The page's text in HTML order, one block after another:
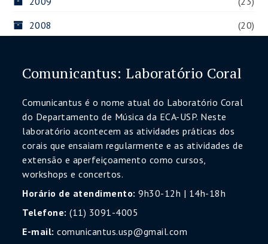
2008
(20)
Comunicantus: Laboratório Coral
Comunicantus é o nome atual do Laboratório Coral
do Departamento de Música da ECA-USP. Neste
laboratório acontecem as atividades práticas dos
corais que ensaiam regularmente e as atividades de
extensão e aperfeiçoamento como cursos,
workshops e concertos.
Horário de atendimento: 9h30-12h | 14h-18h
Telefone: (11) 3091-4005
E-mail: comunicantus.usp@gmail.com